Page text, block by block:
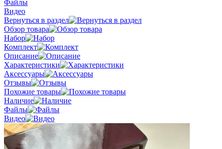
Файлы
Видео
Вернуться в раздел
Обзор товара
Набор
Комплект
Описание
Характеристики
Аксессуары
Отзывы
Похожие товары
Наличие
Файлы
Видео